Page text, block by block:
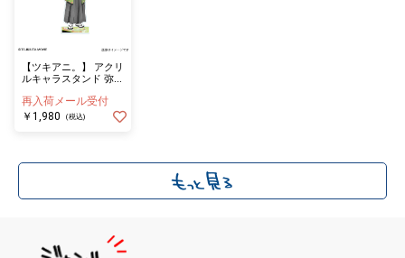
【ツキアニ。】 アクリ
ルキャラスタンド 弥生
再入荷メール受付
￥1,980
(税込)